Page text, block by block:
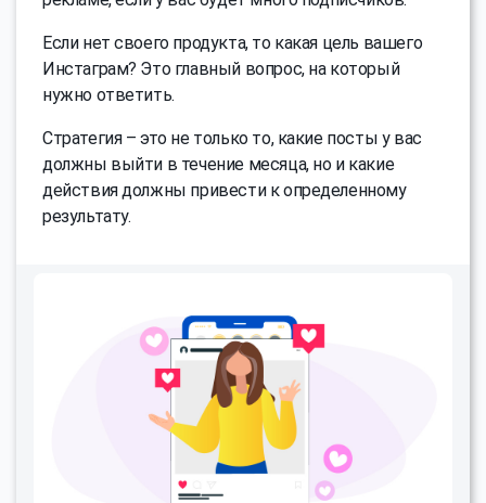
Если нет своего продукта, то какая цель вашего
Инстаграм? Это главный вопрос, на который
нужно ответить.
Стратегия – это не только то, какие посты у вас
должны выйти в течение месяца, но и какие
действия должны привести к определенному
результату.